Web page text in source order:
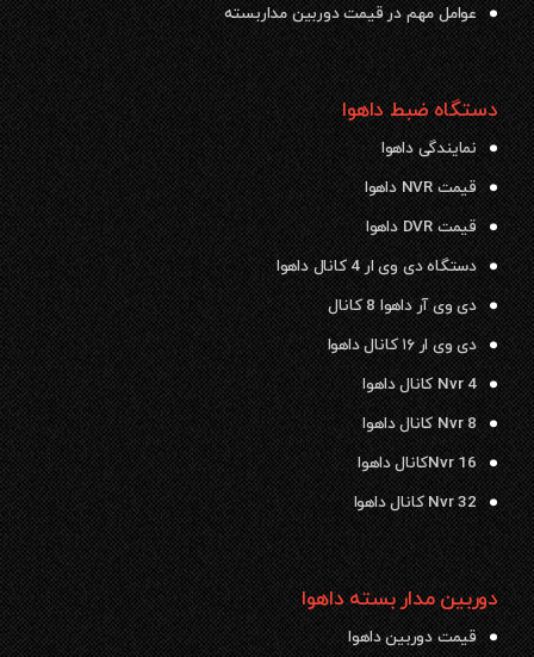
عوامل مهم در قیمت دوربین مداربسته
دستگاه ضبط داهوا
نمایندگی داهوا
قیمت NVR داهوا
قیمت DVR داهوا
دستگاه دی وی ار 4 کانال داهوا
دی وی آر داهوا 8 کانال
دی وی ار ۱۶ کانال داهوا
Nvr 4 کانال داهوا
Nvr 8 کانال داهوا
Nvr 16کانال داهوا
Nvr 32 کانال داهوا
دوربین مدار بسته داهوا
قیمت دوربین داهوا